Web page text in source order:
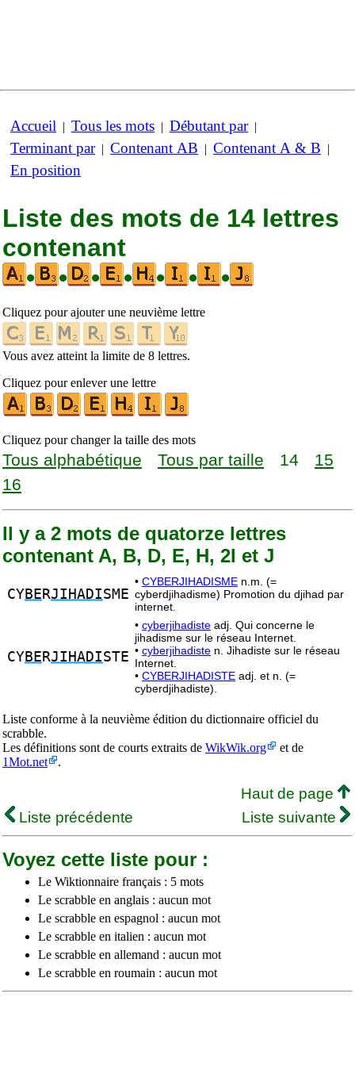
Accueil | Tous les mots | Débutant par|
Terminant par| Contenant AB | Contenant A & B |
En position
Liste des mots de 14 lettres
contenant
•
• • • • • •
Cliquez pour ajouter une neuvième lettre
Vous avez atteint la limite de 8 lettres.
Cliquez pour enlever une lettre
Cliquez pour changer la taille des mots
Tous alphabétique Tous par taille 14
15
16
Il y a 2 mots de quatorze lettres
contenant A, B, D, E, H, 2I et J
CYBE RJIHADISME
• CYBERJIHADISME n.m. (=
cyberdjihadisme) Promotion du djihad par
internet.
CYBE RJIHADISTE
• cyberjihadiste adj. Qui concerne le
jihadisme sur le réseau Internet.
• cyberjihadiste n. Jihadiste sur le réseau
Internet.
• CYBERJIHADISTE adj. et n. (=
cyberdjihadiste).
Liste conforme à la neuvième édition du dictionnaire officiel du
scrabble.
Les définitions sont de courts extraits de WikWik.org
et de
1Mot.net
.
Haut de page
Liste précédente
Liste suivante
Voyez cette liste pour :
Le Wiktionnaire français : 5 mots
Le scrabble en anglais : aucun mot
Le scrabble en espagnol : aucun mot
Le scrabble en italien : aucun mot
Le scrabble en allemand : aucun mot
Le scrabble en roumain : aucun mot